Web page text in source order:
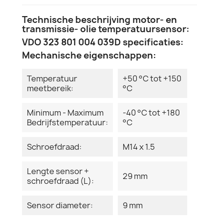
Technische beschrijving motor- en
transmissie- olie temperatuursensor:
VDO 323 801 004 039D specificaties:
Mechanische eigenschappen:
Temperatuur
meetbereik:
+50 °C tot +150
°C
Minimum - Maximum
Bedrijfstemperatuur:
-40 °C tot +180
°C
Schroefdraad: M14 x 1.5
Lengte sensor +
schroefdraad (L):
29 mm
Sensor diameter: 9 mm